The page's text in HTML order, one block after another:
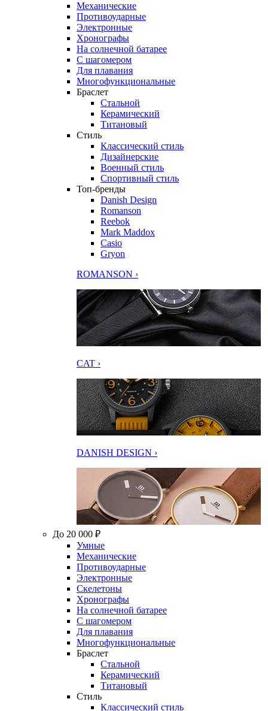
Механические
Противоударные
Электронные
Хронографы
На солнечной батарее
С шагомером
Для плавания
Многофункциональные
Браслет
Стальной
Керамический
Титановый
Стиль
Классический стиль
Дизайнерские
Военный стиль
Спортивный стиль
Топ-бренды
Danish Design
Romanson
Reebok
Mark Maddox
Casio
Gryon
ROMANSON ›
CAT ›
DANISH DESIGN ›
До 20 000 ₽
Умные
Механические
Противоударные
Электронные
Скелетоны
Хронографы
На солнечной батарее
С шагомером
Для плавания
Многофункциональные
Браслет
Стальной
Керамический
Титановый
Стиль
Классический стиль